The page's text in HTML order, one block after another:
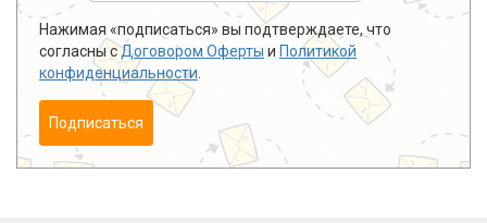
Нажимая «подписаться» вы подтверждаете, что
согласны сДоговором Оферты и Политикой
конфиденциальности
Подписаться